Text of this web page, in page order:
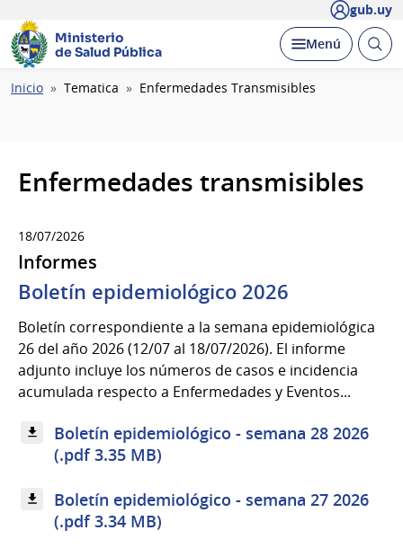
gub.uy
Ministerio
de Salud Pública
Desplegar
Menú Abrir
Ruta
Inicio Tematica Enfermedades Transmisibles
Enfermedades transmisibles
18/07/2026
Informes
Boletín epidemiológico 2026
Boletín correspondiente a la semana epidemiológica
26 del año 2026 (12/07 al 18/07/2026). El informe
adjunto incluye los números de casos e incidencia
acumulada respecto a Enfermedades y Eventos...
Boletín epidemiológico - semana 28 2026
(.pdf 3.35 MB)
Boletín epidemiológico - semana 27 2026
(.pdf 3.34 MB)